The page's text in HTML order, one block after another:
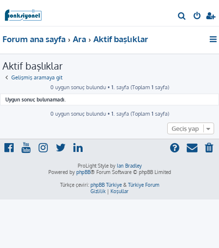
r
Forum ana sayfa Ara Aktif başlıklar
Aktif başlıklar
Gelişmiş aramaya git
0 uygun sonuç bulundu • 1 . sayfa (Toplam 1 sayfa)
Uygun sonuç bulunamadı.
0 uygun sonuç bulundu • 1 . sayfa (Toplam 1 sayfa)
Geçiş yap
ProLight Style by Ian Bradley
Powered by phpBB® Forum Software © phpBB Limited
Türkçe çeviri: phpBB Türkiye& Türkiye Forum
Gizlilik | Koşullar